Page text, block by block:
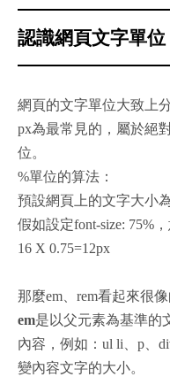
認識網頁文字單
網頁的文字單位大致上
px為最常見的，屬於絕
位。
%單位的算法：
預設網頁上的文字大小為
假如設定font-size: 75%
16 X 0.75=12px
那麼em、rem看起來很
em是以父元素為基準的
內容，例如：ul li、p、
變內容文字的大小。